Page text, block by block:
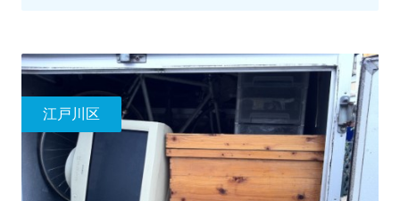
江戸川区